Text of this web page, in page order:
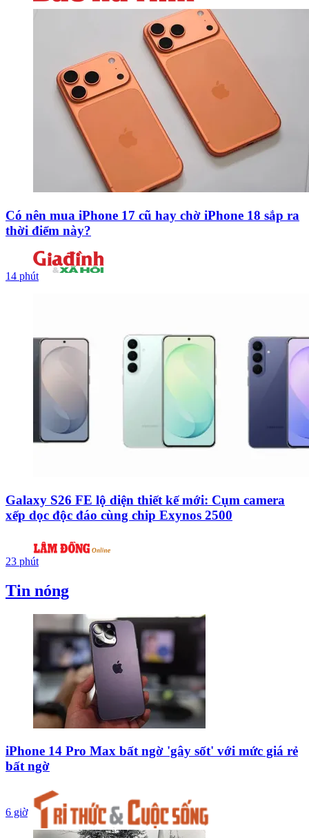
Có nên mua iPhone 17 cũ hay chờ iPhone 18 sắp ra
thời điểm này?
14 phút
Galaxy S26 FE lộ diện thiết kế mới: Cụm camera
xếp dọc độc đáo cùng chip Exynos 2500
23 phút
Tin nóng
iPhone 14 Pro Max bất ngờ 'gây sốt' với mức giá rẻ
bất ngờ
6 giờ